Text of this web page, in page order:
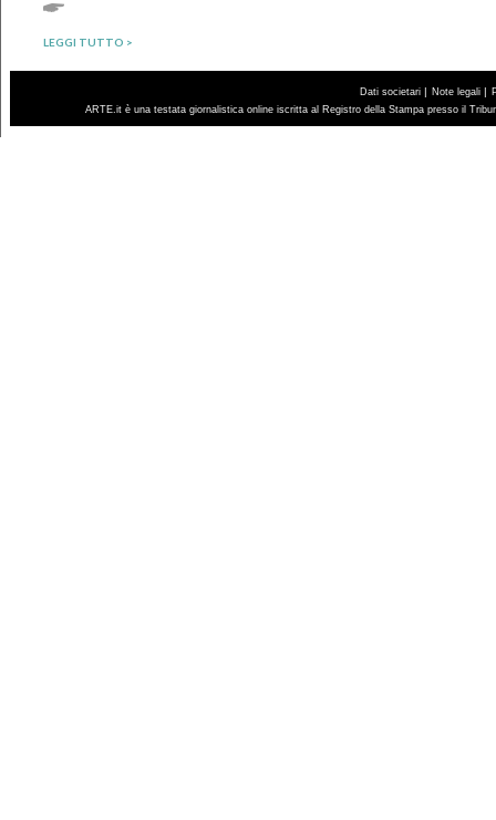
LEGGI TUTTO >
Dati societari | Note legali |
ARTE.it è una testata giornalistica online iscritta al Registro della Stampa presso il